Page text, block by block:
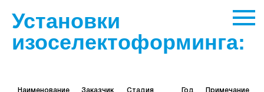
Установки
изоселектоформинга:
Наименование
Заказчик
Стадия
Год Примечание